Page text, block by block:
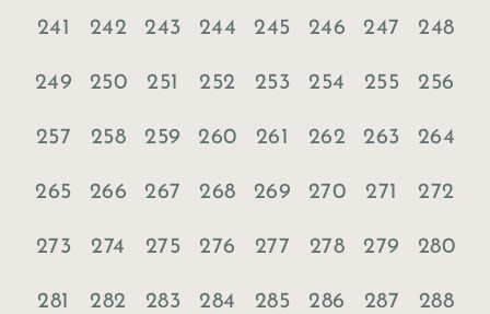
241 242 243 244 245 246 247 248
249 250 251 252 253 254 255 256
257 258 259 260 261 262 263 264
265 266 267 268 269 270 271 272
273 274 275 276 277 278 279 280
281 282 283 284 285 286 287 288